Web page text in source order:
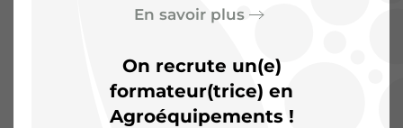
Saintonge :Plus qu’une
salle de classe, un terrain
d’aventures
En savoir plus
On recrute un(e)
formateur(trice) en
Agroéquipements !